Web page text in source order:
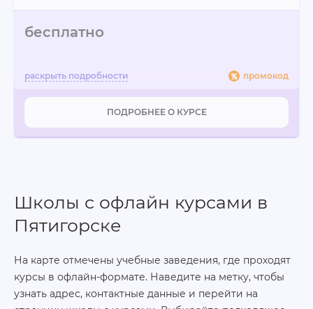
бесплатно
промокод
ПОДРОБНЕЕ О КУРСЕ
Школы с офлайн курсами в
Пятигорске
На карте отмечены учебные заведения, где проходят
курсы в офлайн-формате. Наведите на метку, чтобы
узнать адрес, контактные данные и перейти на